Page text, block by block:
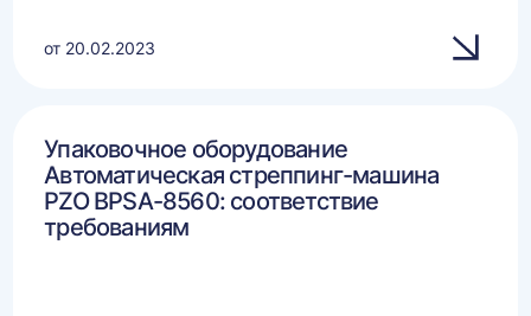
от 20.02.2023
Упаковочное оборудование
Автоматическая стреппинг-машина
PZO BPSA-8560: соответствие
требованиям